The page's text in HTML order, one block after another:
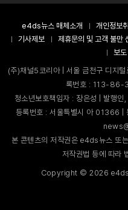
e4ds뉴스 매체소개 개인정보
기사제보
제휴문의 및 고객 불만
보도
(주)채널5코리아 | 서울 금천구 디지
록번호 : 113-86-
청소년보호책임자 : 장은성 | 발행
등록번호 : 서울특별시 아 01366
본 콘텐츠의 저작권은 e4ds뉴스 또
저작권법 등에 따라
Copyright ©2026